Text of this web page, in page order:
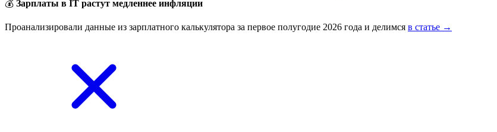
💰 Зарплаты в IT растут медленнее инфляции
Проанализировали данные из зарплатного калькулятора за первое полугодие 2026 года и делимся в статье →